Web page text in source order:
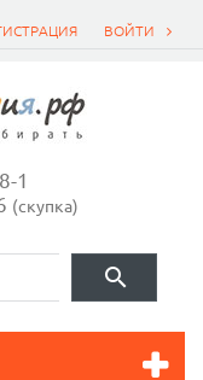
ВОЙТИ
1
(скупка)